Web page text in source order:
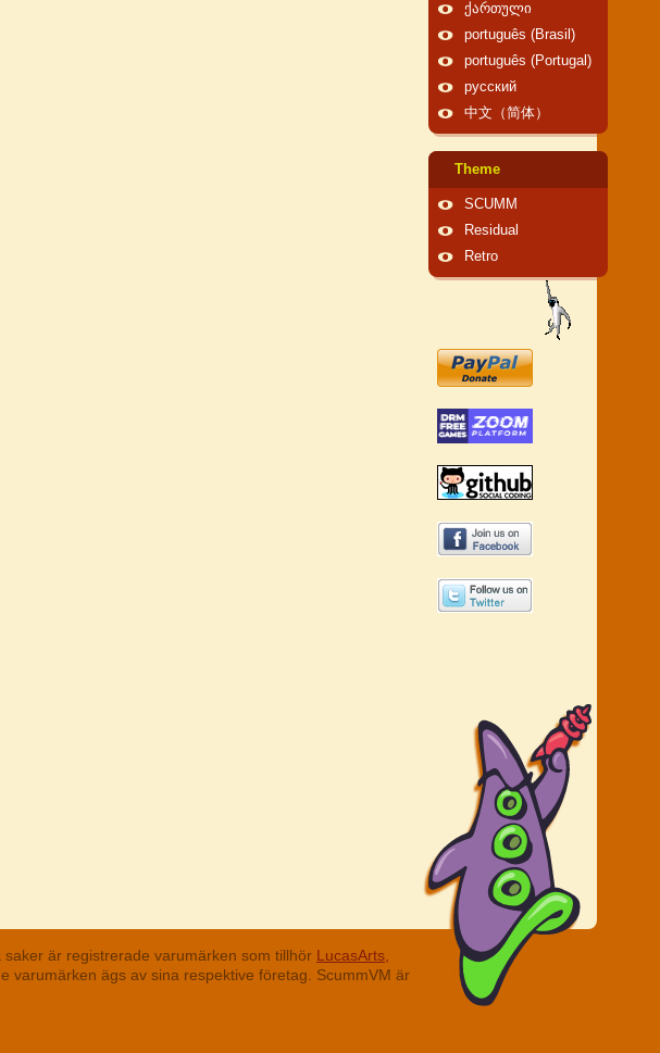
ქართული
português (Brasil)
português (Portugal)
русский
中文（简体）
Theme
SCUMM
Residual
Retro
är registrerade varumärken som tillhör LucasArts,
varumärken ägs av sina respektive företag. ScummVM är